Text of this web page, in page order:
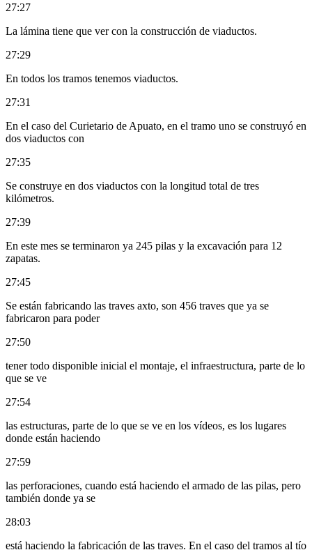
27:27
La lámina tiene que ver con la construcción de viaductos.
27:29
En todos los tramos tenemos viaductos.
27:31
En el caso del Curietario de Apuato, en el tramo uno se construyó en
dos viaductos con
27:35
Se construye en dos viaductos con la longitud total de tres
kilómetros.
27:39
En este mes se terminaron ya 245 pilas y la excavación para 12
zapatas.
27:45
Se están fabricando las traves axto, son 456 traves que ya se
fabricaron para poder
27:50
tener todo disponible inicial el montaje, el infraestructura, parte de lo
que se ve
27:54
las estructuras, parte de lo que se ve en los vídeos, es los lugares
donde están haciendo
27:59
las perforaciones, cuando está haciendo el armado de las pilas, pero
también donde ya se
28:03
está haciendo la fabricación de las traves. En el caso del tramos al tío